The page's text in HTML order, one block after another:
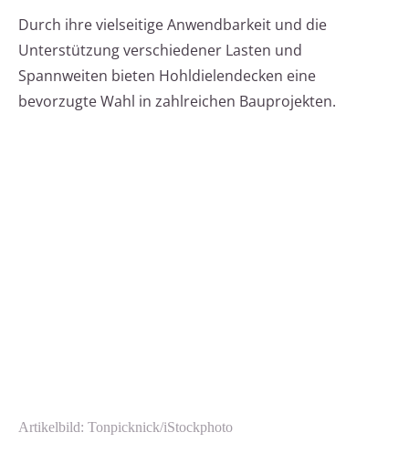
Durch ihre vielseitige Anwendbarkeit und die
Unterstützung verschiedener Lasten und
Spannweiten bieten Hohldielendecken eine
bevorzugte Wahl in zahlreichen Bauprojekten.
Artikelbild: Tonpicknick/iStockphoto